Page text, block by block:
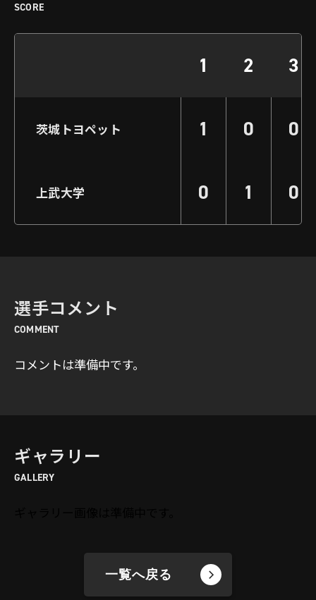
SCORE
1 2 3
茨城トヨペット 1 0 0
上武大学 0 1 0
選手コメント
COMMENT
コメントは準備中です。
ギャラリー
GALLERY
一覧へ戻る